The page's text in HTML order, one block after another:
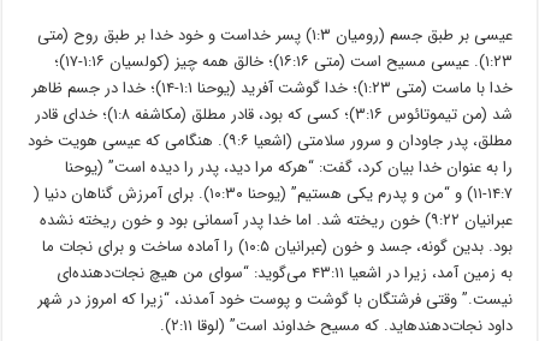
عیسی بر طبق جسم (رومیان ۱:۳) پسر خداست و خود خدا بر طبق روح (متی
۱:۲۳). عیسی مسیح است (متی ۱۶:۱۶)؛ خالق همه چیز (کولسیان ۱:۱۶-۱۷)؛
خدا با ماست (متی ۱:۲۳)؛ خدا گوشت ﺁفرید (یوحنا ۱:۱-۱۴)؛ خدا در جسم ظاهر
شد (من تیموتائوس ۳:۱۶)؛ کسی که بود، قادر مطلق (مکاشفه ۱:۸)؛ خدای قادر
مطلق، پدر جاودان و سرور سلامتی (اشعیا ۹:۶). هنگامی که عیسی هویت خود
را به عنوان خدا بیان کرد، گفت: “هر‌که مرا دید، پدر را دیده است” (یوحنا
۱۴:۷-۱۱) و “من و پدرم یکی هستیم” (یوحنا ۱۰:۳۰). برای ﺁمرزش گناهان دنیا (
عبرانیان ۹:۲۲) خون ریخته شد. اما خدا پدر ﺁسمانی بود و خون ریخته نشده
بود. بدین گونه، جسد و خون (عبرانیان ۱۰:۵) را ﺁماده ساخت و برای نجات ما
به زمین ﺁمد، زیرا در اشعیا ۴۳:۱۱ می‌گوید: “سوای من هیچ نجات‌دهنده‌ای
نیست.” وقتی فرشتگان با گوشت و پوست خود ﺁمدند، “زیرا که امروز در شهر
داود نجات‌دهندهاید. که مسیح خداوند است” (لوقا ۲:۱۱).